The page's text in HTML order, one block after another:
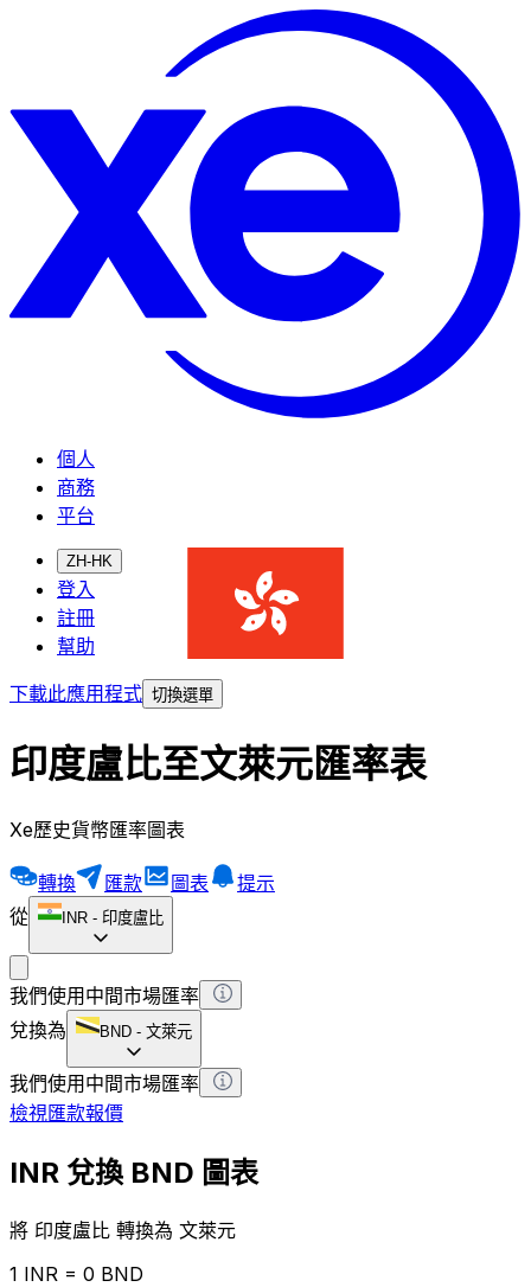
個人
商務
平台
ZH-HK
登入
註冊
幫助
下載此應用程式 切換選單
印度盧比至文萊元匯率表
Xe歷史貨幣匯率圖表
轉換 匯款 圖表
提示
從
INR - 印度盧比
我們使用中間市場匯率
兌換為
BND - 文萊元
我們使用中間市場匯率
檢視匯款報價
INR 兌換 BND 圖表
將 印度盧比 轉換為 文萊元
1 INR = 0 BND